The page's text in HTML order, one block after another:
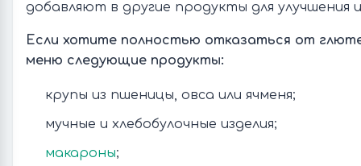
добавляют в другие продукты для улучшения
Если хотите полностью отказаться от
меню следующие продукты:
крупы из пшеницы, овса или ячменя;
мучные и хлебобулочные изделия;
макароны;